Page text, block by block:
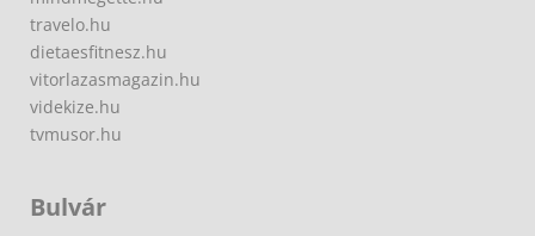
travelo.hu
dietaesfitnesz.hu
vitorlazasmagazin.hu
videkize.hu
tvmusor.hu
Bulvár